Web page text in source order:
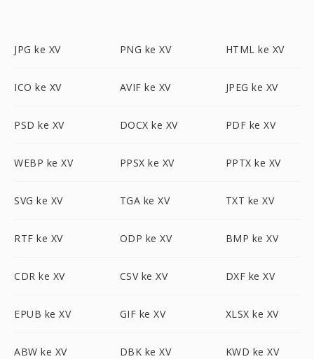
JPG ke XV PNG ke XV HTML ke XV
ICO ke XV AVIF ke XV JPEG ke XV
PSD ke XV DOCX ke XV PDF ke XV
WEBP ke XV PPSX ke XV PPTX ke XV
SVG ke XV TGA ke XV TXT ke XV
RTF ke XV ODP ke XV BMP ke XV
CDR ke XV CSV ke XV DXF ke XV
EPUB ke XV GIF ke XV XLSX ke XV
ABW ke XV DBK ke XV KWD ke XV